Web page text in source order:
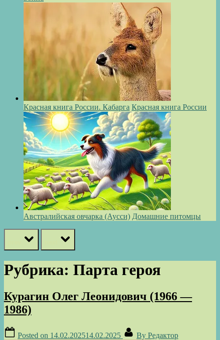
Красная книга России. Кабарга Красная книга России
Австралийская овчарка (Аусси) Домашние питомцы
Рубрика: Парта героя
Курагин Олег Леонидович (1966 —
1986)
Posted on 14.02.202514.02.2025 By Редактор